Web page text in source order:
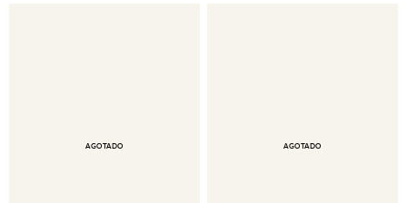
AGOTADO AGOTADO